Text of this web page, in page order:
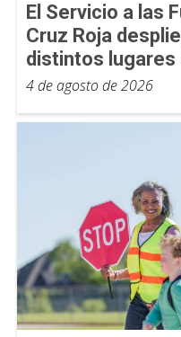
El Servicio a las
Cruz Roja
distintos lugares
4 de agosto de 2026